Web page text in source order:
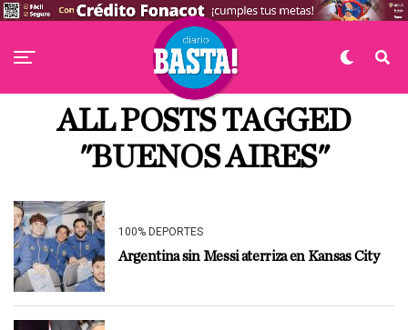
ALL POSTS TAGGED
"BUENOS AIRES"
100% DEPORTES
Argentina sin Messi aterriza en Kansas City